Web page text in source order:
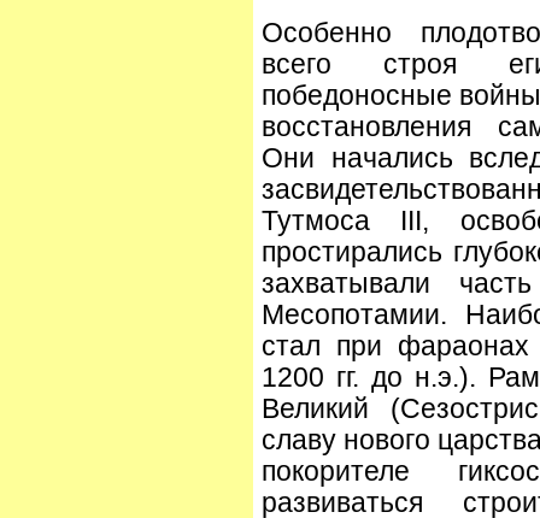
Особенно
всего строя
победоносные
восстановления
Они начались
Тутмоса III,
простирались
захватывали
Месопотамии.
стал при
1200 гг. до н.э.).
Великий
славу нового
покорителе
развиваться